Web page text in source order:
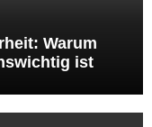
Warum
ist